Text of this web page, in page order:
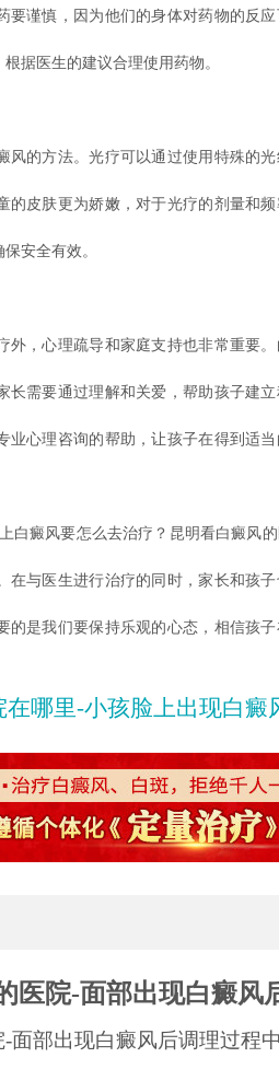
要谨慎，因为他们的身体对药物的反
据医生的建议合理使用药物。
的方法。光疗可以通过使用特殊的光
的皮肤更为娇嫩，对于光疗的剂量和
安全有效。
，心理疏导和家庭支持也非常重要。
长需要通过理解和关爱，帮助孩子建
业心理咨询的帮助，让孩子在得到适
癜风要怎么去治疗？昆明看白癜风的
在与医生进行治疗的同时，家长和孩
的是我们要保持乐观的心态，相信孩
哪里-小孩脸上出现白癜风
医院-面部出现白癜风
面部出现白癜风后调理过程